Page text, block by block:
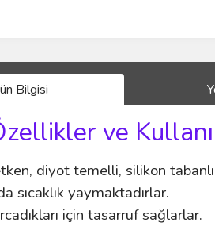
Bilgisi
ve
diyot temelli, silikon
sıcaklık yaymaktadırlar.
için tasarruf sağlarlar.